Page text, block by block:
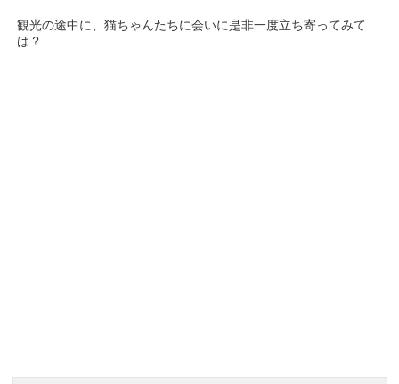
観光の途中に、猫ちゃんたちに会いに是非一度立ち寄ってみて
は？